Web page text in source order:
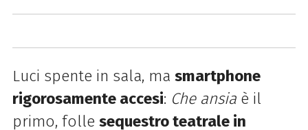
Luci spente in sala, ma smartphone
rigorosamente accesi: Che ansiaè il
primo, folle sequestro teatrale in